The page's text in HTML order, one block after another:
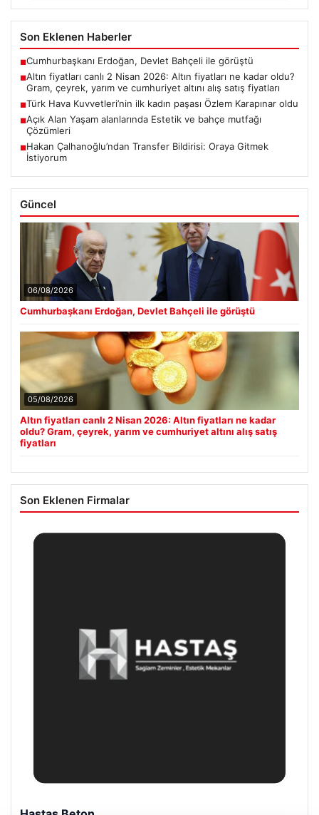
Son Eklenen Haberler
■Cumhurbaşkanı Erdoğan, Devlet Bahçeli ile görüştü
■Altın fiyatları canlı 2 Nisan 2026: Altın fiyatları ne kadar oldu?
Gram, çeyrek, yarım ve cumhuriyet altını alış satış fiyatları
■Türk Hava Kuvvetleri’nin ilk kadın paşası Özlem Karapınar oldu
■Açık Alan Yaşam alanlarında Estetik ve bahçe mutfağı
Çözümleri
■Hakan Çalhanoğlu’ndan Transfer Bildirisi: Oraya Gitmek
İstiyorum
Güncel
06/08/2026
Cumhurbaşkanı Erdoğan, Devlet Bahçeli ile görüştü
05/08/2026
Altın fiyatları canlı 2 Nisan 2026: Altın fiyatları ne kadar
oldu? Gram, çeyrek, yarım ve cumhuriyet altını alış satış
fiyatları
Son Eklenen Firmalar